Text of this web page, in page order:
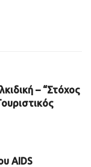
– “Στόχος
AIDS